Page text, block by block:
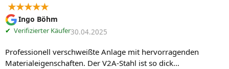
★★★★★
Ingo Böhm
✔ Verifizierter Käufer30.04.2025
Professionell verschweißte Anlage mit hervorragenden
Materialeigenschaften. Der V2A-Stahl ist so dick…